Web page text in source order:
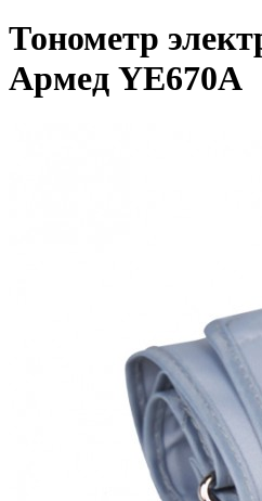
Тонометр
Армед YE670A